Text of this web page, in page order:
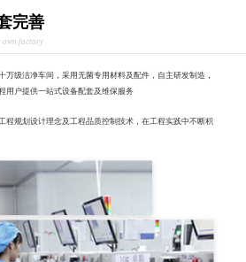
完善
own factory
万级洁净车间，采用无菌专用材料及配件，自主研发制造，
用户提供一站式设备配套及维保服务
程规划设计理念及工程品质控制技术，在工程实践中不断积